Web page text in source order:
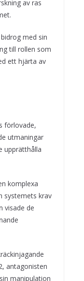
av ras
med sin
till rollen som
ett hjärta av
förlovade,
utmaningar
upprätthålla
komplexa
systemets krav
visade de
antagonisten
manipulation